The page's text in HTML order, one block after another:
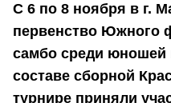
С 6 по 8 ноября в г.
первенство Южного
самбо среди юношей
составе сборной
турнире приняли